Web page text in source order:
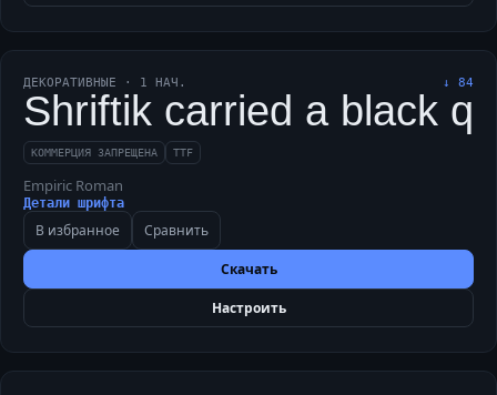
ДЕКОРАТИВНЫЕ · 1 НАЧ. ↓ 84
Shriftik carried a black
КОММЕРЦИЯ ЗАПРЕЩЕНА TTF
Empiric Roman
Детали шрифта
В избранное Сравнить
Скачать
Настроить